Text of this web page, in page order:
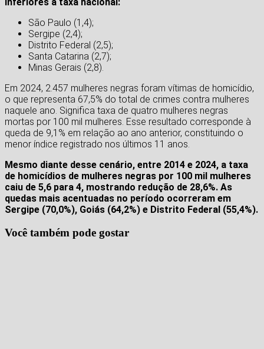
São Paulo (1,4);
Sergipe (2,4);
Distrito Federal (2,5);
Santa Catarina (2,7);
Minas Gerais (2,8).
Em 2024, 2.457 mulheres negras foram vítimas de homicídio,
o que representa 67,5% do total de crimes contra mulheres
naquele ano. Significa taxa de quatro mulheres negras
mortas por 100 mil mulheres. Esse resultado corresponde à
queda de 9,1% em relação ao ano anterior, constituindo o
menor índice registrado nos últimos 11 anos.
Mesmo diante desse cenário, entre 2014 e 2024, a taxa
de homicídios de mulheres negras por 100 mil mulheres
caiu de 5,6 para 4, mostrando redução de 28,6%. As
quedas mais acentuadas no período ocorreram em
Sergipe (70,0%), Goiás (64,2%) e Distrito Federal (55,4%).
Você também pode gostar